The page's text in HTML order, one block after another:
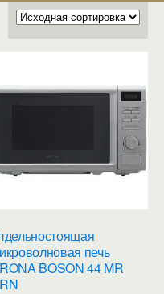
печь
BOSON 44 MR